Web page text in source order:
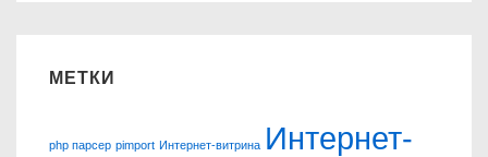
МЕТКИ
php парсер pimport Интернет-витрина Интернет-